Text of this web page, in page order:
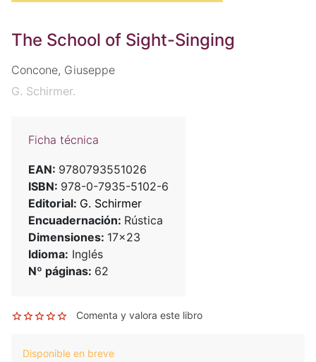
The School of Sight-Singing
Concone, Giuseppe
G. Schirmer.
Ficha técnica
EAN: 9780793551026
ISBN: 978-0-7935-5102-6
Editorial: G. Schirmer
Encuadernación: Rústica
Dimensiones: 17x23
Idioma: Inglés
Nº páginas: 62
Comenta y valora este libro
Disponible en breve